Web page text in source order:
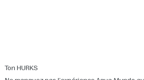
Ton HURKS